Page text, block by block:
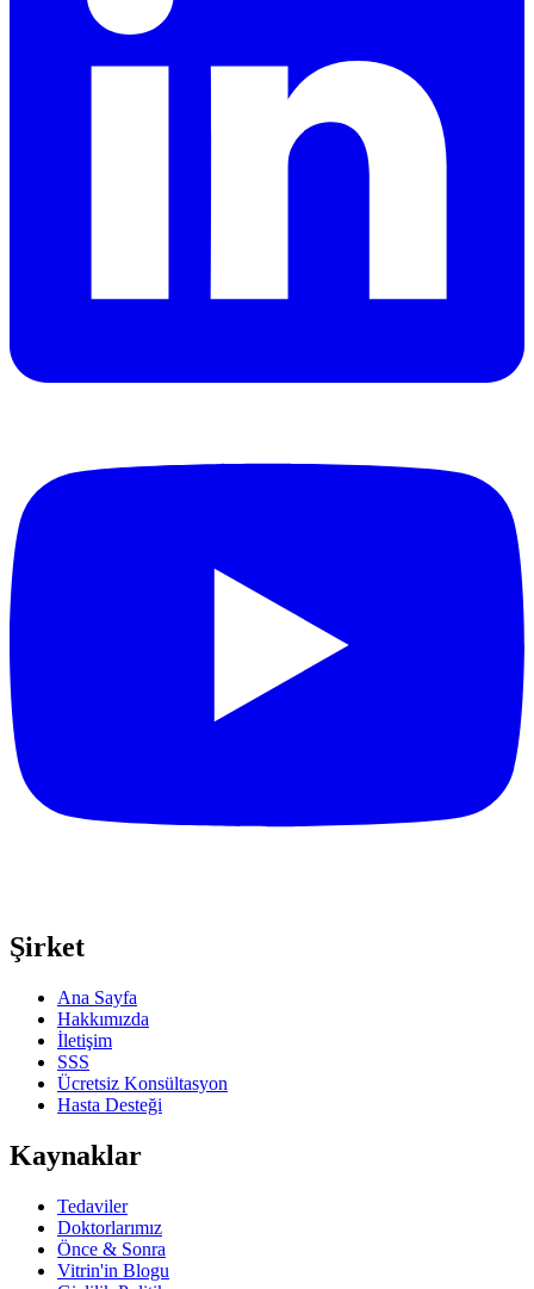
Şirket
Ana Sayfa
Hakkımızda
İletişim
SSS
Ücretsiz Konsültasyon
Hasta Desteği
Kaynaklar
Tedaviler
Doktorlarımız
Önce & Sonra
Vitrin'in Blogu